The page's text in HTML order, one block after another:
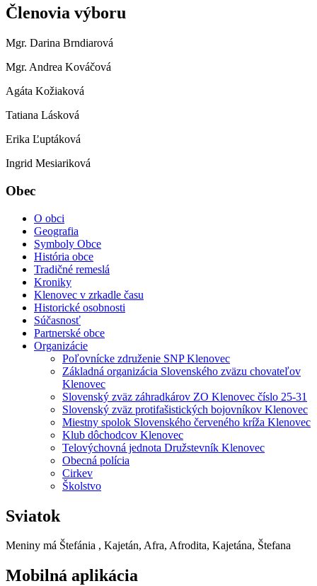
Členovia výboru
Mgr. Darina Brndiarová
Mgr. Andrea Kováčová
Agáta Kožiaková
Tatiana Lásková
Erika Ľuptáková
Ingrid Mesiariková
Obec
O obci
Geografia
Symboly Obce
História obce
Tradičné remeslá
Kroniky
Klenovec v zrkadle času
Historické osobnosti
Súčasnosť
Partnerské obce
Organizácie
Poľovnícke združenie SNP Klenovec
Základná organizácia Slovenského zväzu chovateľov
Klenovec
Slovenský zväz záhradkárov ZO Klenovec číslo 25-31
Slovenský zväz protifašistických bojovníkov Klenovec
Miestny spolok Slovenského červeného kríža Klenovec
Klub dôchodcov Klenovec
Telovýchovná jednota Družstevník Klenovec
Obecná polícia
Cirkev
Školstvo
Sviatok
Meniny má Štefánia , Kajetán, Afra, Afrodita, Kajetána, Štefana
Mobilná aplikácia